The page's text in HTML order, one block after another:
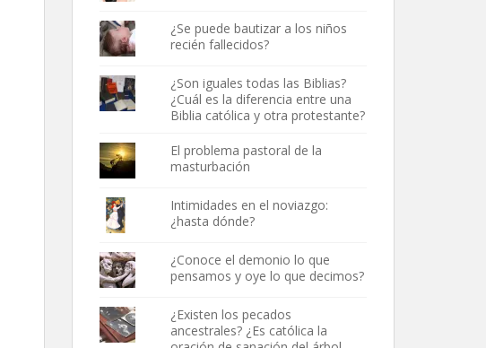
¿Se puede bautizar a los niños
recién fallecidos?
¿Son iguales todas las Biblias?
¿Cuál es la diferencia entre una
Biblia católica y otra protestante?
El problema pastoral de la
masturbación
Intimidades en el noviazgo:
¿hasta dónde?
¿Conoce el demonio lo que
pensamos y oye lo que decimos?
¿Existen los pecados
ancestrales? ¿Es católica la